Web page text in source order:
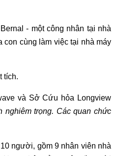
- một công nhân tại nhà
con cùng làm việc tại nhà máy
tích.
và Sở Cứu hỏa Longview
nghiêm trọng. Các quan chức
người, gồm 9 nhân viên nhà